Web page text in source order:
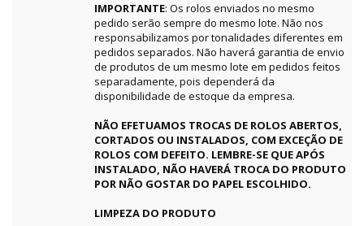
IMPORTANTE: Os rolos enviados no mesmo
pedido serão sempre do mesmo lote. Não nos
responsabilizamos por tonalidades diferentes em
pedidos separados. Não haverá garantia de envio
de produtos de um mesmo lote em pedidos feitos
separadamente, pois dependerá da
disponibilidade de estoque da empresa.
NÃO EFETUAMOS TROCAS DE ROLOS ABERTOS,
CORTADOS OU INSTALADOS, COM EXCEÇÃO DE
ROLOS COM DEFEITO. LEMBRE-SE QUE APÓS
INSTALADO, NÃO HAVERÁ TROCA DO PRODUTO
POR NÃO GOSTAR DO PAPEL ESCOLHIDO.
LIMPEZA DO PRODUTO